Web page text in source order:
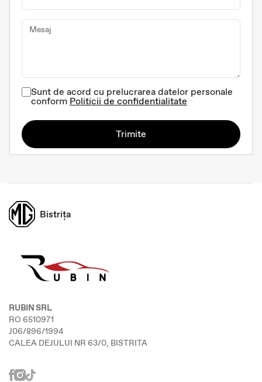
Mesaj
Sunt de acord cu prelucrarea datelor personale
conform Politicii de confidentialitate
Trimite
Bistrița
RUBIN SRL
RO 6510971
J06/896/1994
CALEA DEJULUI NR 63/0, BISTRITA